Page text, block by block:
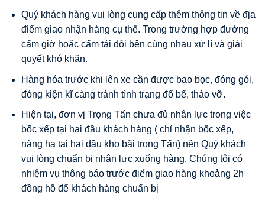
Quý khách hàng vui lòng cung cấp thêm thông tin về địa
điểm giao nhận hàng cụ thể. Trong trường hợp đường
cấm giờ hoặc cấm tải đôi bên cùng nhau xử lí và giải
quyết khó khăn.
Hàng hóa trước khi lên xe cần được bao bọc, đóng gói,
đóng kiện kĩ càng tránh tình trạng đổ bể, tháo vỡ.
Hiện tại, đơn vị Trọng Tấn chưa đủ nhân lực trong việc
bốc xếp tại hai đầu khách hàng ( chỉ nhận bốc xếp,
nâng hạ tại hai đầu kho bãi trọng Tấn) nên Quý khách
vui lòng chuẩn bị nhân lực xuống hàng. Chúng tôi có
nhiệm vụ thông báo trước điểm giao hàng khoảng 2h
đồng hồ để khách hàng chuẩn bị